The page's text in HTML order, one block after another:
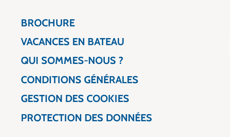
BROCHURE
VACANCES EN BATEAU
QUI SOMMES-NOUS ?
CONDITIONS GÉNÉRALES
GESTION DES COOKIES
PROTECTION DES DONNÉES